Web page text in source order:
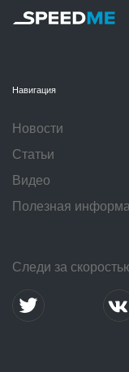
Навигация
Новости
Статьи
Видео
Полезная
Следи за